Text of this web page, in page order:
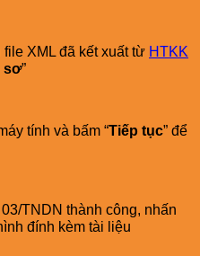
XML đã kết xuất từ HTKK
sơ”
tính và bấm “Tiếp tục” để
TNDN thành công, nhấn
đính kèm tài liệu